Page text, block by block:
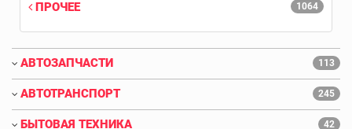
1064
ПРОЧЕЕ
АВТОЗАПЧАСТИ 113
АВТОТРАНСПОРТ 245
БЫТОВАЯ ТЕХНИКА 42